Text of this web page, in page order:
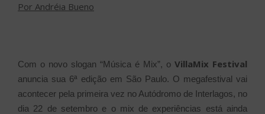
Por Andréia Bueno
Com o novo slogan “Música é Mix”, o VillaMix Festival
anuncia sua 6ª edição em São Paulo. O megafestival vai
acontecer pela primeira vez no Autódromo de Interlagos, no
dia 22 de setembro e o mix de experiências está ainda